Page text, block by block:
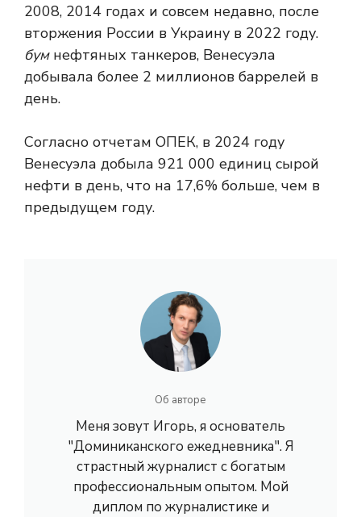
2008, 2014 годах и совсем недавно, после
вторжения России в Украину в 2022 году.
бумнефтяных танкеров, Венесуэла
добывала более 2 миллионов баррелей в
день.
Согласно отчетам ОПЕК, в 2024 году
Венесуэла добыла 921 000 единиц сырой
нефти в день, что на 17,6% больше, чем в
предыдущем году.
Об авторе
Меня зовут Игорь, я основатель
"Доминиканского ежедневника". Я
страстный журналист с богатым
профессиональным опытом. Мой
диплом по журналистике и